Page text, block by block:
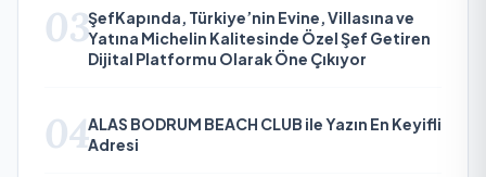
03ŞefKapında, Türkiye’nin Evine, Villasına ve
Yatına Michelin Kalitesinde Özel Şef Getiren
Dijital Platformu Olarak Öne Çıkıyor
04ALAS BODRUM BEACH CLUB ile Yazın En Keyifli
Adresi